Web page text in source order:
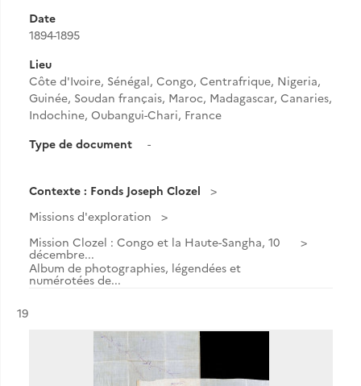
Date
1894-1895
Lieu
Côte d'Ivoire, Sénégal, Congo, Centrafrique, Nigeria,
Guinée, Soudan français, Maroc, Madagascar, Canaries,
Indochine, Oubangui-Chari, France
Type de document
-
Contexte : Fonds Joseph Clozel
Missions d'exploration
Mission Clozel : Congo et la Haute-Sangha, 10
décembre...
Album de photographies, légendées et
numérotées de...
Résultat n°
19